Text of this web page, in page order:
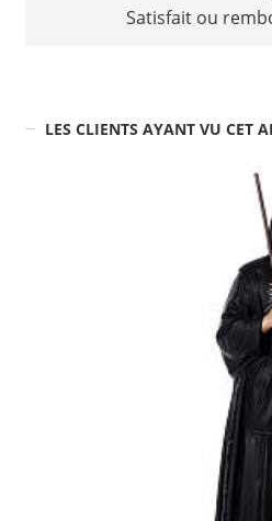
Satisfait ou
LES CLIENTS AYANT VU CET